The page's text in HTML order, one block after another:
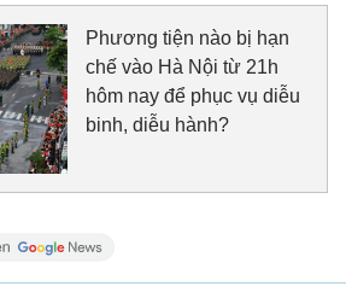
Phương tiện nào bị hạn
chế vào Hà Nội từ 21h
hôm nay để phục vụ diễu
binh, diễu hành?